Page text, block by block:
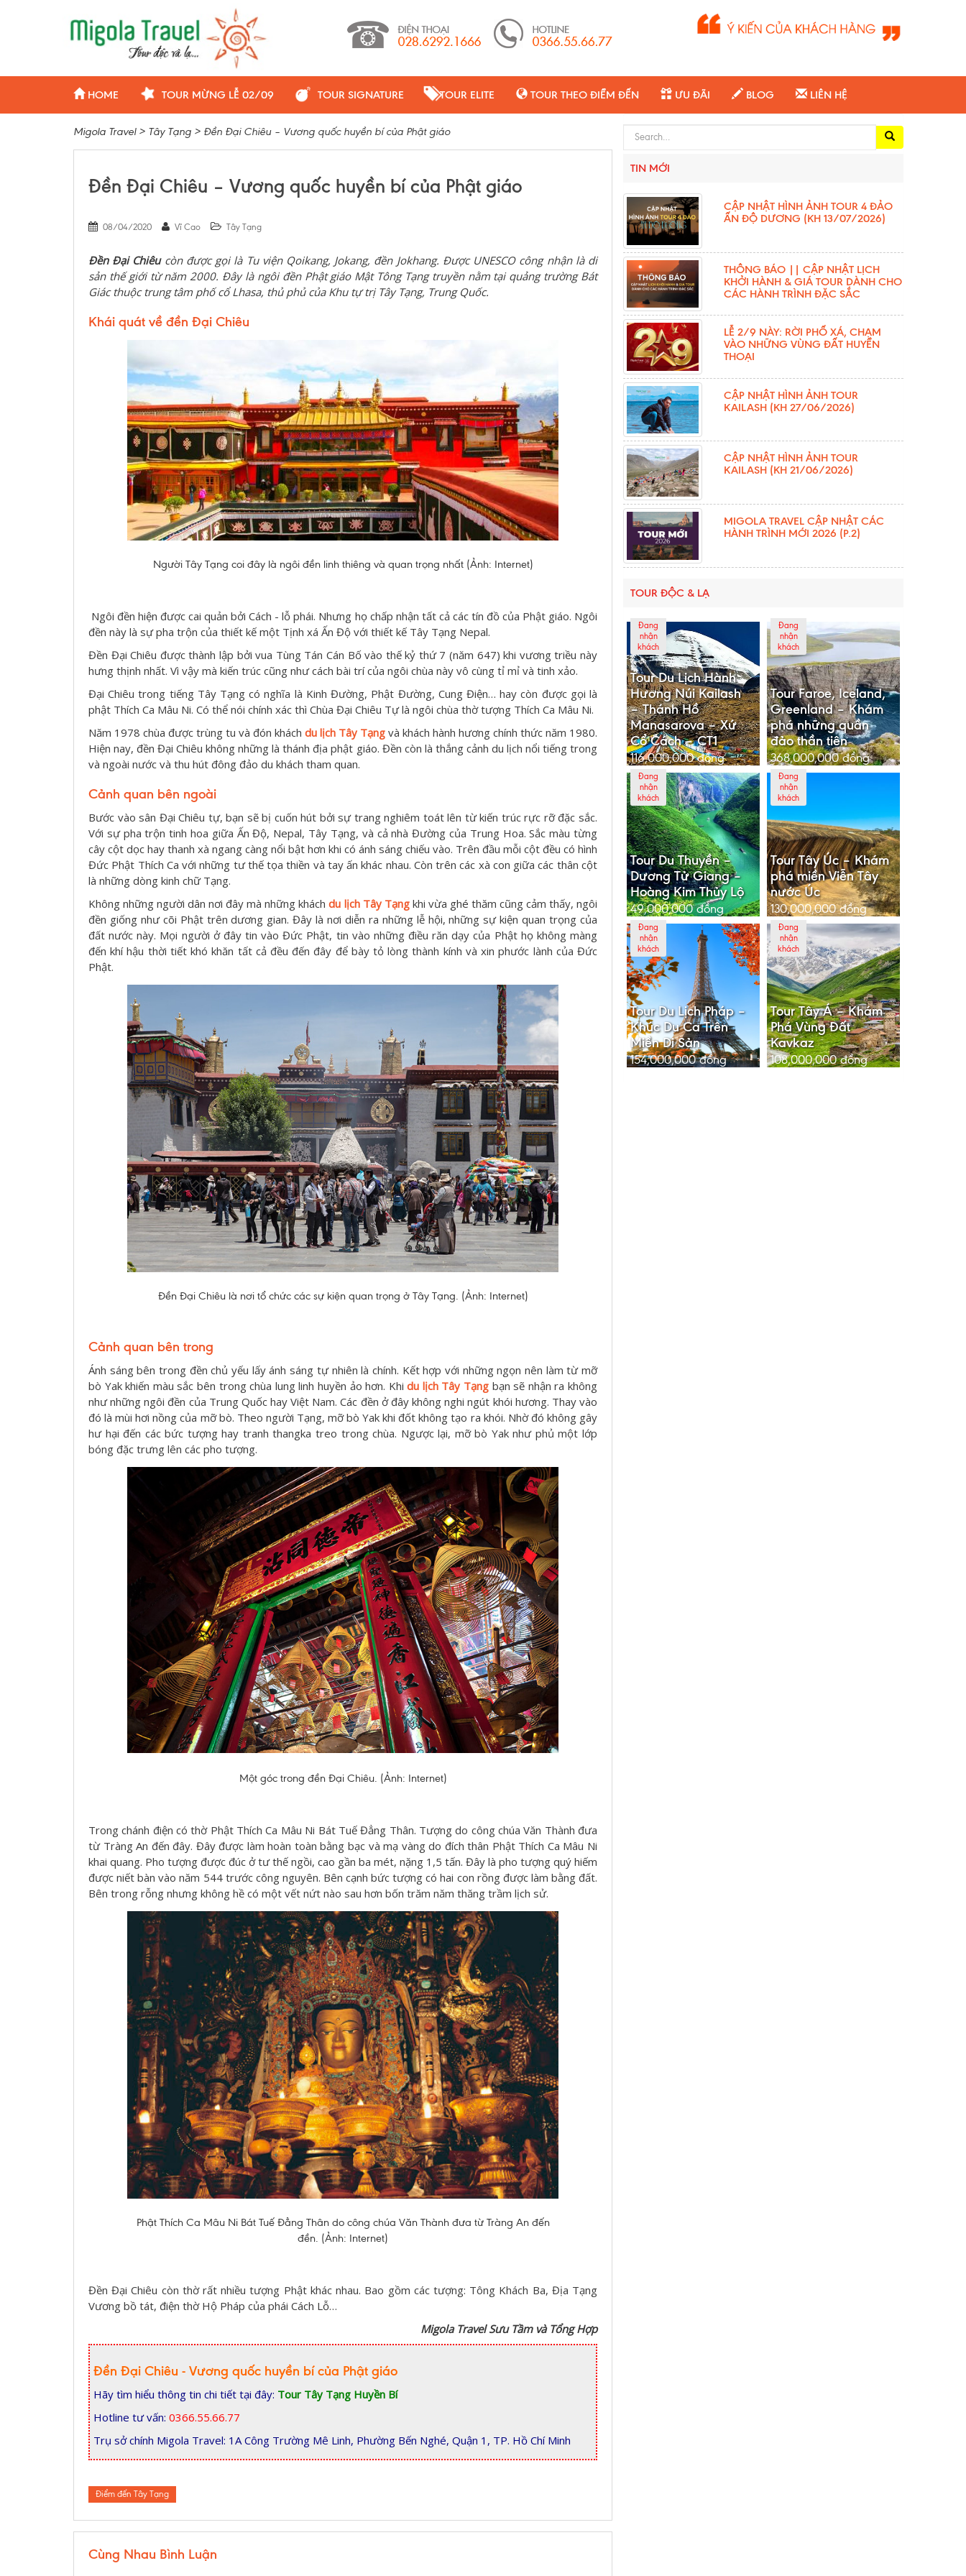
HOME TOUR MỪNG LỄ 02/09 TOUR SIGNATURE TOUR ELITE TOUR THEO ĐIỂM ĐẾN ƯU ĐÃI BLOG LIÊN HỆ
Migola Travel> Tây Tạng > Đền Đại Chiêu – Vương quốc huyền bí của Phật giáo
Đền Đại Chiêu – Vương quốc huyền bí của Phật giáo
08/04/2020 Vĩ Cao Tây Tạng
Đền Đại Chiêucòn được gọi là Tu viện Qoikang, Jokang, đền Jokhang. Được UNESCO công nhận là di
sản thế giới từ năm 2000. Đây là ngôi đền Phật giáo Mật Tông Tạng truyền nằm tại quảng trường Bát
Giác thuộc trung tâm phố cổ Lhasa, thủ phủ của Khu tự trị Tây Tạng, Trung Quốc.
Khái quát về đền Đại Chiêu
Người Tây Tạng coi đây là ngôi đền linh thiêng và quan trọng nhất (Ảnh: Internet)
Ngôi đền hiện được cai quản bởi Cách - lỗ phái. Nhưng họ chấp nhận tất cả các tín đồ của Phật giáo. Ngôi
đền này là sự pha trộn của thiết kế một Tịnh xá Ấn Độ với thiết kế Tây Tạng Nepal.
Đền Đại Chiêu được thành lập bởi vua Tùng Tán Cán Bố vào thế kỷ thứ 7 (năm 647) khi vương triều này
hưng thịnh nhất. Vì vậy mà kiến trúc cũng như cách bài trí của ngôi chùa này vô cùng tỉ mỉ và tinh xảo.
Đại Chiêu trong tiếng Tây Tạng có nghĩa là Kinh Đường, Phật Đường, Cung Điện… hay còn được gọi là
phật Thích Ca Mâu Ni. Có thể nói chính xác thì Chùa Đại Chiêu Tự là ngôi chùa thờ tượng Thích Ca Mâu Ni.
Năm 1978 chùa được trùng tu và đón khách du lịch Tây Tạng và khách hành hương chính thức năm 1980.
Hiện nay, đền Đại Chiêu không những là thánh địa phật giáo. Đền còn là thắng cảnh du lịch nổi tiếng trong
và ngoài nước và thu hút đông đảo du khách tham quan.
Cảnh quan bên ngoài
Bước vào sân Đại Chiêu tự, bạn sẽ bị cuốn hút bởi sự trang nghiêm toát lên từ kiến trúc rực rỡ đặc sắc.
Với sự pha trộn tinh hoa giữa Ấn Độ, Nepal, Tây Tạng, và cả nhà Đường của Trung Hoa. Sắc màu từng
cây cột dọc hay thanh xà ngang càng nổi bật hơn khi có ánh sáng chiếu vào. Trên đầu mỗi cột đều có hình
Đức Phật Thích Ca với những tư thế tọa thiền và tay ấn khác nhau. Còn trên các xà con giữa các thân cột
là những dòng kinh chữ Tạng.
Không những người dân nơi đây mà những kháchdu lịch Tây Tạngkhi vừa ghé thăm cũng cảm thấy, ngôi
đền giống như cõi Phật trên dương gian. Đây là nơi diễn ra những lễ hội, những sự kiện quan trọng của
đất nước này. Mọi người ở đây tin vào Đức Phật, tin vào những điều răn dạy của Phật họ không màng
đến khí hậu thời tiết khó khăn tất cả đều đến đây để bày tỏ lòng thành kính và xin phước lành của Đức
Phật.
Đền Đại Chiêu là nơi tổ chức các sự kiện quan trọng ở Tây Tạng. (Ảnh: Internet)
Cảnh quan bên trong
Ánh sáng bên trong đền chủ yếu lấy ánh sáng tự nhiên là chính. Kết hợp với những ngọn nên làm từ mỡ
bò Yak khiến màu sắc bên trong chùa lung linh huyền ảo hơn. Khidu lịch Tây Tạng bạn sẽ nhận ra không
như những ngôi đền của Trung Quốc hay Việt Nam. Các đền ở đây không nghi ngút khói hương. Thay vào
đó là mùi hơi nồng của mỡ bò. Theo người Tạng, mỡ bò Yak khi đốt không tạo ra khói. Nhờ đó không gây
hư hại đến các bức tượng hay tranh thangka treo trong chùa. Ngược lại, mỡ bò Yak như phủ một lớp
bóng đặc trưng lên các pho tượng.
Một góc trong đền Đại Chiêu. (Ảnh: Internet)
Trong chánh điện có thờ Phật Thích Ca Mâu Ni Bát Tuế Đẳng Thân. Tượng do công chúa Văn Thành đưa
từ Tràng An đến đây. Đây được làm hoàn toàn bằng bạc và mạ vàng do đích thân Phật Thích Ca Mâu Ni
khai quang. Pho tượng được đúc ở tư thế ngồi, cao gần ba mét, nặng 1,5 tấn. Đây là pho tượng quý hiếm
được niết bàn vào năm 544 trước công nguyên. Bên cạnh bức tượng có hai con rồng được làm bằng đất.
Bên trong rỗng nhưng không hề có một vết nứt nào sau hơn bốn trăm năm thăng trầm lịch sử.
Phật Thích Ca Mâu Ni Bát Tuế Đẳng Thân do công chúa Văn Thành đưa từ Tràng An đến
đền. (Ảnh: Internet)
Đền Đại Chiêu còn thờ rất nhiều tượng Phật khác nhau. Bao gồm các tượng: Tông Khách Ba, Địa Tạng
Vương bồ tát, điện thờ Hộ Pháp của phái Cách Lỗ…
Migola Travel Sưu Tầm và Tổng Hợp
Đền Đại Chiêu - Vương quốc huyền bí của Phật giáo
Hãy tìm hiểu thông tin chi tiết tại đây: Tour Tây Tạng Huyền Bí
Hotline tư vấn: 0366.55.66.77
Trụ sở chính Migola Travel: 1A Công Trường Mê Linh, Phường Bến Nghé, Quận 1, TP. Hồ Chí Minh
Điểm đến Tây Tạng
Cùng Nhau Bình Luận
Search for:
TIN MỚI
CẬP NHẬT HÌNH ẢNH TOUR 4 ĐẢO
ẤN ĐỘ DƯƠNG (KH 13/07/2026)
THÔNG BÁO || CẬP NHẬT LỊCH
KHỞI HÀNH & GIÁ TOUR DÀNH CHO
CÁC HÀNH TRÌNH ĐẶC SẮC
LỄ 2/9 NÀY: RỜI PHỐ XÁ, CHẠM
VÀO NHỮNG VÙNG ĐẤT HUYỀN
THOẠI
CẬP NHẬT HÌNH ẢNH TOUR
KAILASH (KH 27/06/2026)
CẬP NHẬT HÌNH ẢNH TOUR
KAILASH (KH 21/06/2026)
MIGOLA TRAVEL CẬP NHẬT CÁC
HÀNH TRÌNH MỚI 2026 (P.2)
TOUR ĐỘC & LẠ
Đang
nhận
khách
Tour Du Lịch Hành
Hương Núi Kailash
– Thánh Hồ
Manasarova – Xứ
Cổ Cách – CT1
116,000,000đồng
Đang
nhận
khách
Tour Faroe, Iceland,
Greenland – Khám
phá những quần
đảo thần tiên
368,000,000đồng
Đang
nhận
khách
Tour Du Thuyền –
Dương Tử Giang –
Hoàng Kim Thủy Lộ
49,000,000đồng
Đang
nhận
khách
Tour Tây Úc – Khám
phá miền Viễn Tây
nước Úc
130,000,000đồng
Đang
nhận
khách
Tour Du Lịch Pháp –
Khúc Du Ca Trên
Miền Di Sản
154,000,000đồng
Đang
nhận
khách
Tour Tây Á – Khám
Phá Vùng Đất
Kavkaz
108,000,000đồng